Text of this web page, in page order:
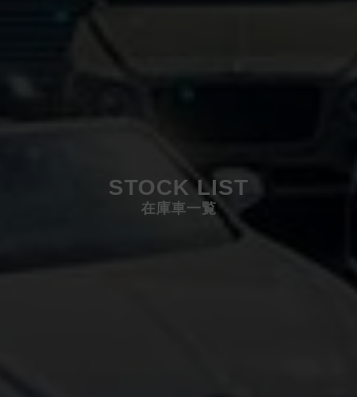
STOCK LIST
在庫車一覧